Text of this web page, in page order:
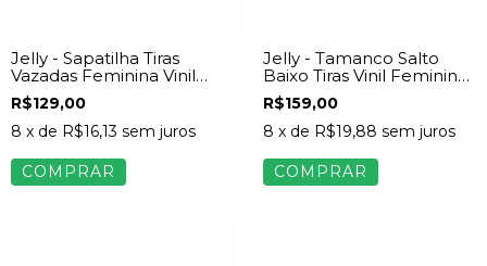
Jelly - Sapatilha Tiras
Vazadas Feminina Vinil
Marrom
R$129,00
8 x de R$16,13 sem juros
COMPRAR
Jelly - Tamanco Salto
Baixo Tiras Vinil Feminina
Marrom
R$159,00
8 x de R$19,88 sem juros
COMPRAR